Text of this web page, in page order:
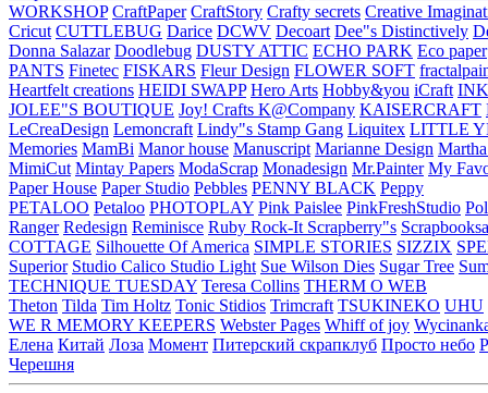
WORKSHOP CraftPaper CraftStory Crafty secrets Creative
Cricut CUTTLEBUG Darice DCWV Decoart Dee"s Distinctively
Donna Salazar Doodlebug DUSTY ATTIC ECHO PARK Eco paper
PANTS Finetec FISKARS Fleur Design FLOWER SOFT
Heartfelt creations HEIDI SWAPP Hero Arts Hobby&you iCraft
JOLEE"S BOUTIQUE Joy! Crafts K@Company KAISERCRAFT
LeCreaDesign Lemoncraft Lindy"s Stamp Gang Liquitex LITTLE
Memories MamBi Manor house Manuscript Marianne Design
MimiCut Mintay Papers ModaScrap Monadesign Mr.Painter My
Paper House Paper Studio Pebbles PENNY BLACK Peppy
PETALOO Petaloo PHOTOPLAY Pink Paislee PinkFreshStudio
Ranger Redesign Reminisce Ruby Rock-It Scrapberry"s
COTTAGE Silhouette Of America SIMPLE STORIES SIZZIX
Superior Studio Calico Studio Light Sue Wilson Dies Sugar Tree
TECHNIQUE TUESDAY Teresa Collins THERM O WEB
Theton Tilda Tim Holtz Tonic Stidios Trimcraft TSUKINEKO UHU
WE R MEMORY KEEPERS Webster Pages Whiff of joy
Елена Китай Лоза Момент Питерский скрапклуб Просто небо
Черешня